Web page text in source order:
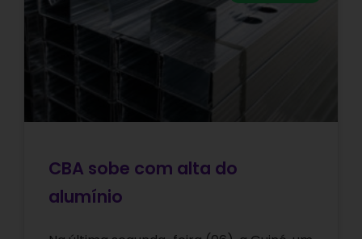
CBA sobe com alta do
alumínio